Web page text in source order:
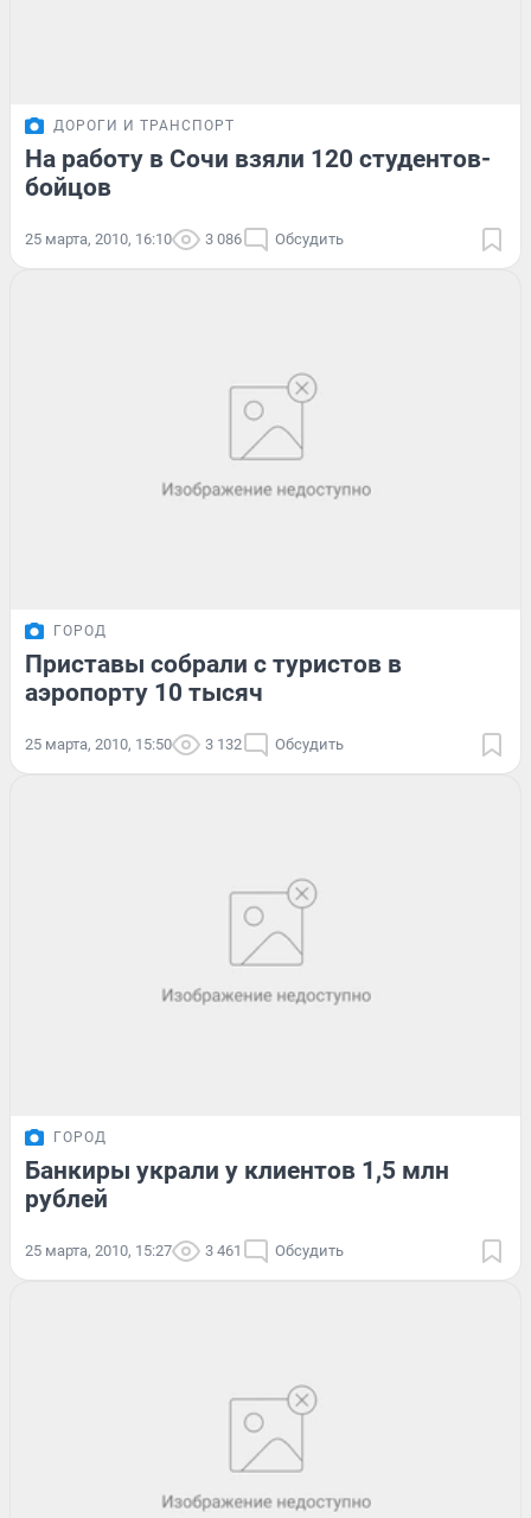
ДОРОГИ И ТРАНСПОРТ
На работу в Сочи взяли 120 студентов-
бойцов
25 марта, 2010, 16:10 3 086 Обсудить
ГОРОД
Приставы собрали с туристов в
аэропорту 10 тысяч
25 марта, 2010, 15:50 3 132 Обсудить
ГОРОД
Банкиры украли у клиентов 1,5 млн
рублей
25 марта, 2010, 15:27 3 461 Обсудить